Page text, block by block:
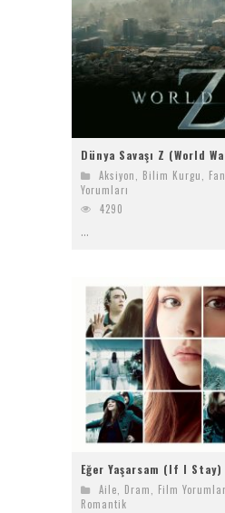
Radius
Dünya Savaşı Z (World
Aksiyon Bilim Kurgu
Yorumları
4290
...
Eğer Yaşarsam (If I Stay)
Aile Dram Film
Romantik